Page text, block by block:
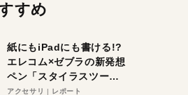
すめ
紙にもiPadにも書ける!?
エレコム×ゼブラの新発想
ペン「スタイラスツーウ
ェイ」レビュー。持ち替
アクセサリ レポート